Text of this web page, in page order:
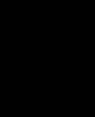
ledarskap